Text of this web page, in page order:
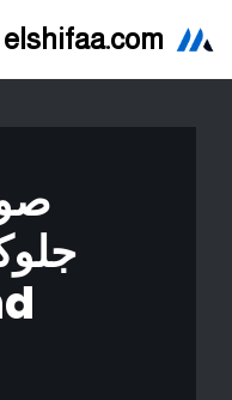
elshifaa.com